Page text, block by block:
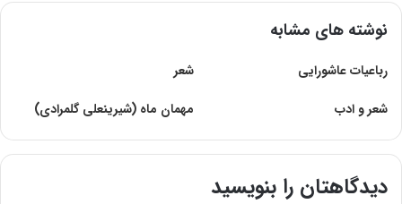
نوشته های مشابه
رباعیات عاشورایى
شعر
شعر و ادب
مهمان ماه (شیرینعلی گلمرادی)
دیدگاهتان را بنویسید